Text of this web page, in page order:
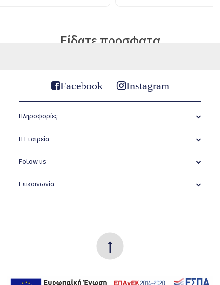
Είδατε προσφατα
Facebook Instagram
Πληροφορίες
Η Εταιρεία
Follow us
Επικοινωνία